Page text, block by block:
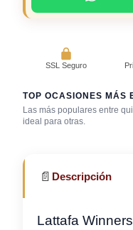
SSL Seguro
TOP OCASIONES MÁS
Las más populares entre
ideal para otras.
Bar / cocteles
📄 Descripción
Lattafa